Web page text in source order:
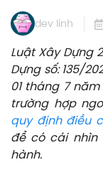
dev linh
Luật Xây Dựng
Dựng số: 135/
01 tháng 7
trường hợp
quy định điều
để có cái nhìn
hành.